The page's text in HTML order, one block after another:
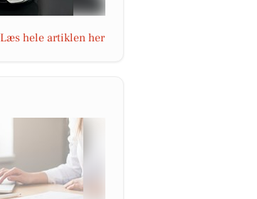
Læs hele artiklen her